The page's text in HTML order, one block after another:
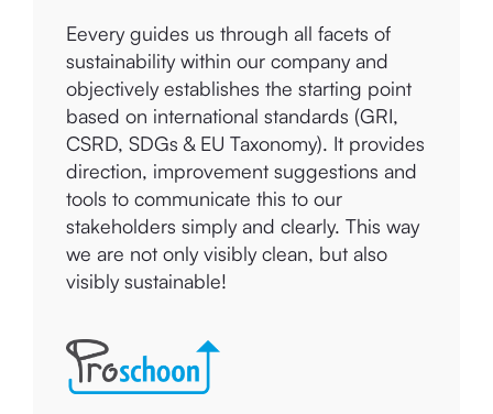
Mariëtte Bos
Founder
Eevery guides us through all facets of
sustainability within our company and
objectively establishes the starting point
based on international standards (GRI,
CSRD, SDGs & EU Taxonomy). It provides
direction, improvement suggestions and
tools to communicate this to our
stakeholders simply and clearly. This way
we are not only visibly clean, but also